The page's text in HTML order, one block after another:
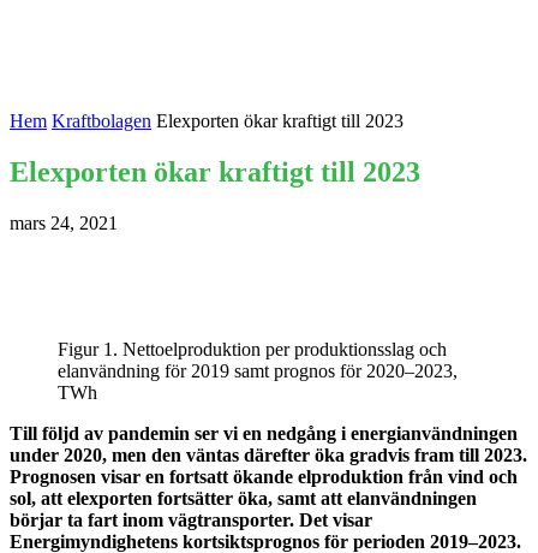
Hem Kraftbolagen Elexporten ökar kraftigt till 2023
Elexporten ökar kraftigt till 2023
mars 24, 2021
Figur 1. Nettoelproduktion per produktionsslag och
elanvändning för 2019 samt prognos för 2020–2023,
TWh
Till följd av pandemin ser vi en nedgång i energianvändningen
under 2020, men den väntas därefter öka gradvis fram till 2023.
Prognosen visar en fortsatt ökande elproduktion från vind och
sol, att elexporten fortsätter öka, samt att elanvändningen
börjar ta fart inom vägtransporter. Det visar
Energimyndighetens kortsiktsprognos för perioden 2019–2023.